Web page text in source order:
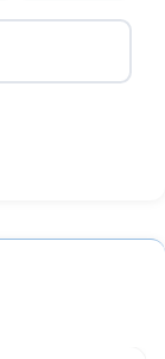
prioritate.